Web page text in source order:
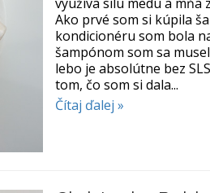
Ako prvé som si kúpila
kondicionéru som bola
šampónom som sa
lebo je absolútne bez
tom, čo som si dala...
Čítaj ďalej »